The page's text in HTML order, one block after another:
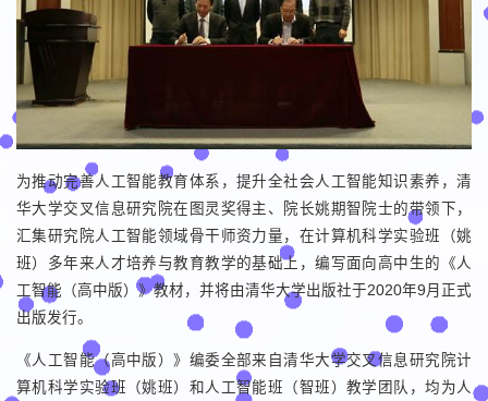
为推动完善人工智能教育体系，提升全社会人工智能知识素养，清
华大学交叉信息研究院在图灵奖得主、院长姚期智院士的带领下，
汇集研究院人工智能领域骨干师资力量，在计算机科学实验班（姚
班）多年来人才培养与教育教学的基础上，编写面向高中生的《人
工智能（高中版）》教材，并将由清华大学出版社于2020年9月正式
出版发行。
《人工智能（高中版）》编委全部来自清华大学交叉信息研究院计
算机科学实验班（姚班）和人工智能班（智班）教学团队，均为人